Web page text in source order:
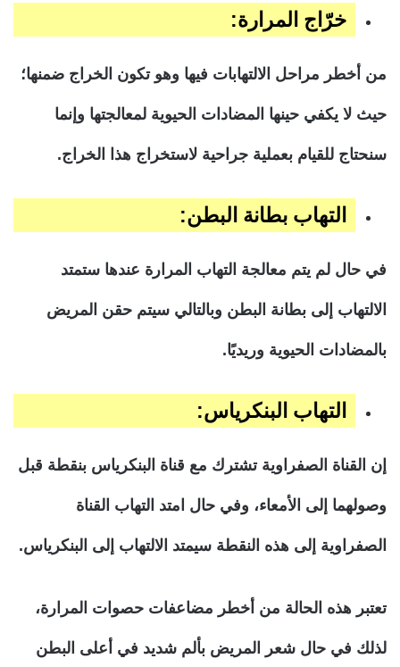
خرّاج المرارة:
من أخطر مراحل الالتهابات فيها وهو تكون الخراج ضمنها؛
حيث لا يكفي حينها المضادات الحيوية لمعالجتها وإنما
سنحتاج للقيام بعملية جراحية لاستخراج هذا الخراج.
التهاب بطانة البطن:
في حال لم يتم معالجة التهاب المرارة عندها ستمتد
الالتهاب إلى بطانة البطن وبالتالي سيتم حقن المريض
بالمضادات الحيوية وريديًا.
التهاب البنكرياس:
إن القناة الصفراوية تشترك مع قناة البنكرياس بنقطة قبل
وصولهما إلى الأمعاء، وفي حال امتد التهاب القناة
الصفراوية إلى هذه النقطة سيمتد الالتهاب إلى البنكرياس.
تعتبر هذه الحالة من أخطر مضاعفات حصوات المرارة،
لذلك في حال شعر المريض بألم شديد في أعلى البطن